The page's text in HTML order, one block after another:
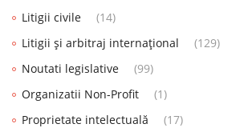
Litigii civile
(14)
Litigii și arbitraj internațional
(129)
Noutati legislative
(99)
Organizatii Non-Profit
(1)
Proprietate intelectuală
(17)